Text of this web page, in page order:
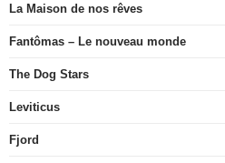
La Maison de nos rêves
Fantômas – Le nouveau monde
The Dog Stars
Leviticus
Fjord